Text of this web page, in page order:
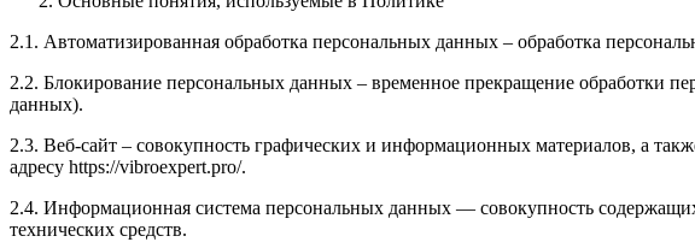
2.1. Автоматизированная обработка персональных данных – обработка
2.2. Блокирование персональных данных – временное прекращение обработки
данных).
2.3. Веб-сайт – совокупность графических и информационных материалов, а
адресу https://vibroexpert.pro/.
2.4. Информационная система персональных данных — совокупность
технических средств.